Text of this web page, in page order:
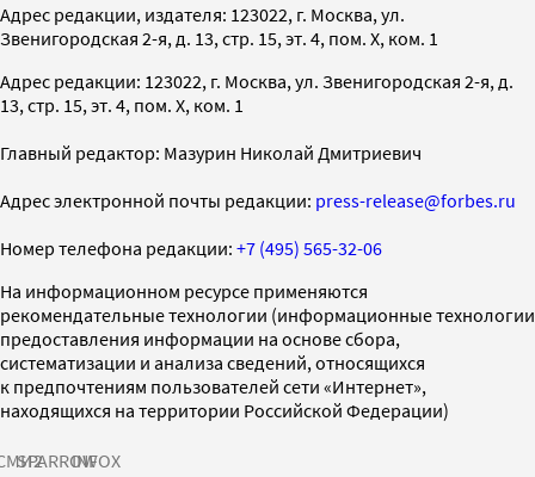
Адрес редакции, издателя: 123022, г. Москва, ул.
Звенигородская 2-я, д. 13, стр. 15, эт. 4, пом. X, ком. 1
Адрес редакции: 123022, г. Москва, ул. Звенигородская 2-я, д.
13, стр. 15, эт. 4, пом. X, ком. 1
Главный редактор: Мазурин Николай Дмитриевич
Адрес электронной почты редакции: press-release@forbes.ru
Номер телефона редакции: +7 (495) 565-32-06
На информационном ресурсе применяются
рекомендательные технологии (информационные технологии
предоставления информации на основе сбора,
систематизации и анализа сведений, относящихся
к предпочтениям пользователей сети «Интернет»,
находящихся на территории Российской Федерации)
SPARROWINFOX